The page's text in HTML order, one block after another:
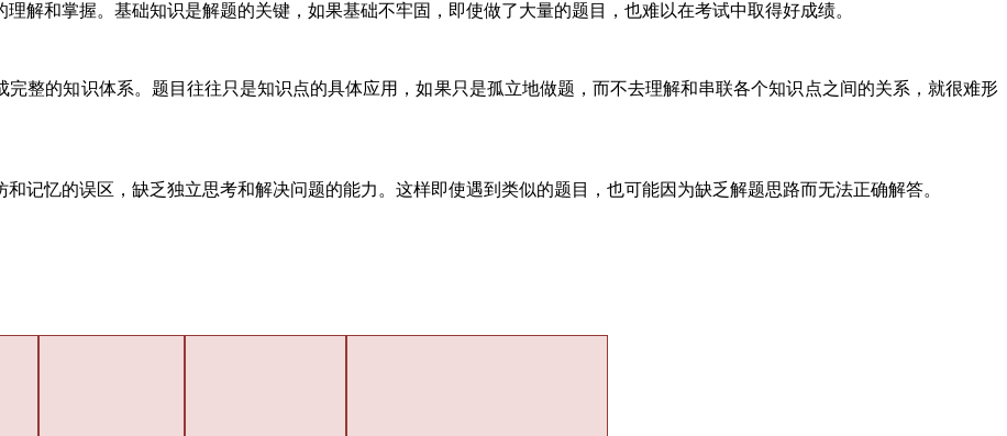
解和掌握。基础知识是解题的关键，如果基础不牢固，即使做了大量的题目，也难以在考试中取得好成绩。
完整的知识体系。题目往往只是知识点的具体应用，如果只是孤立地做题，而不去理解和串联各个知识点之间的关系，就很难形
记忆的误区，缺乏独立思考和解决问题的能力。这样即使遇到类似的题目，也可能因为缺乏解题思路而无法正确解答。